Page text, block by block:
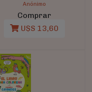
Anónimo
Comprar
U$S 13,60